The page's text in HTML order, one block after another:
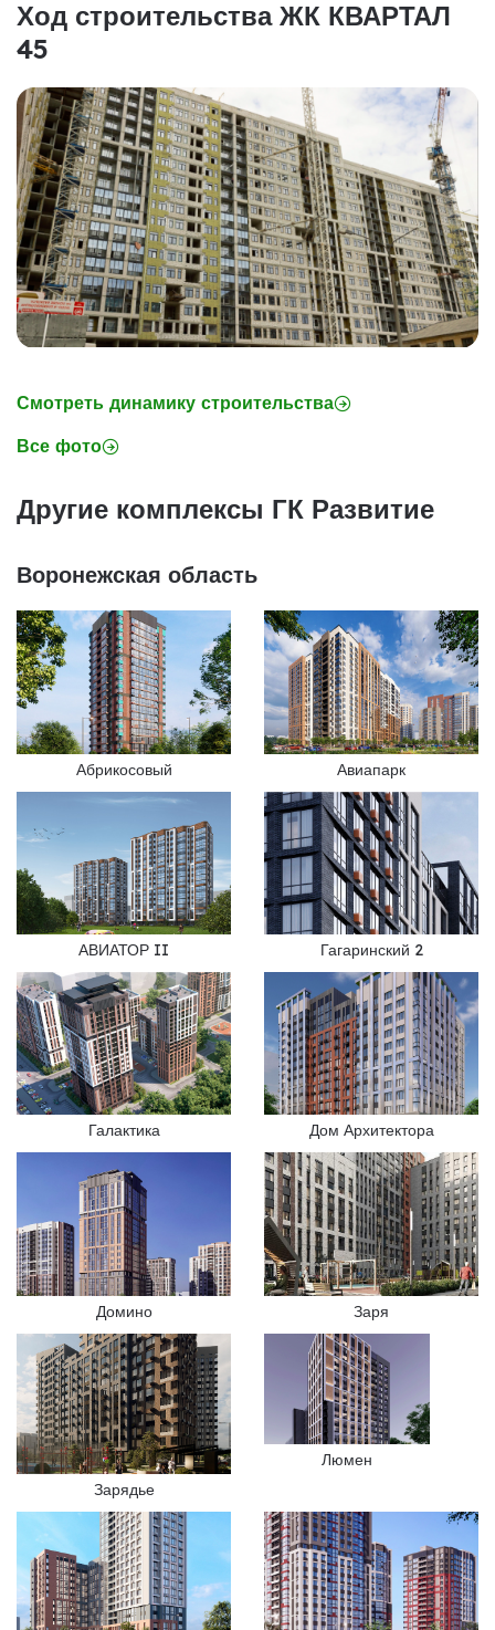
Ход строительства ЖК КВАРТАЛ
45
Смотреть динамику строительства
Все фото
Другие комплексы ГК Развитие
Воронежская область
Абрикосовый Авиапарк
АВИАТОР II Гагаринский 2
Галактика Дом Архитектора
Домино Заря
Зарядье
Люмен